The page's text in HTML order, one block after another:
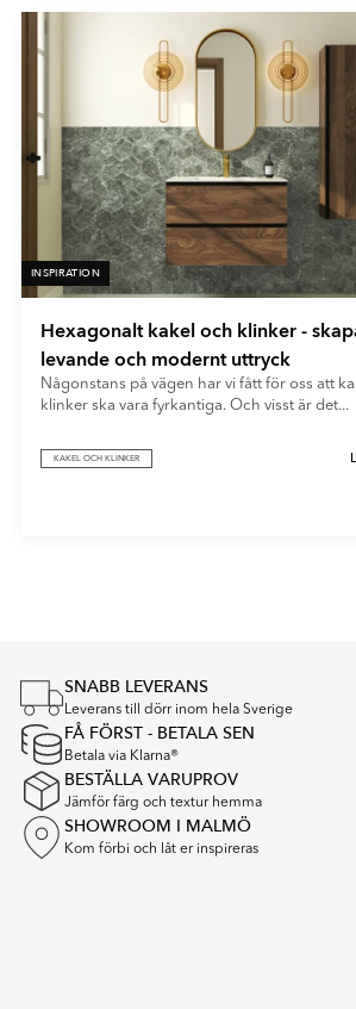
reflexer på ett effektivt sätt.
INSPIRATION
Hexagonalt kakel och klinker -
levande och modernt uttryck
Någonstans på vägen har vi fått för oss att
klinker ska vara fyrkantiga. Och visst är det...
KAKEL OCH KLINKER
SNABB LEVERANS
Leverans till dörr inom hela Sverige
FÅ FÖRST - BETALA SEN
Betala via Klarna®
BESTÄLLA VARUPROV
Jämför färg och textur hemma
SHOWROOM I MALMÖ
Kom förbi och låt er inspireras